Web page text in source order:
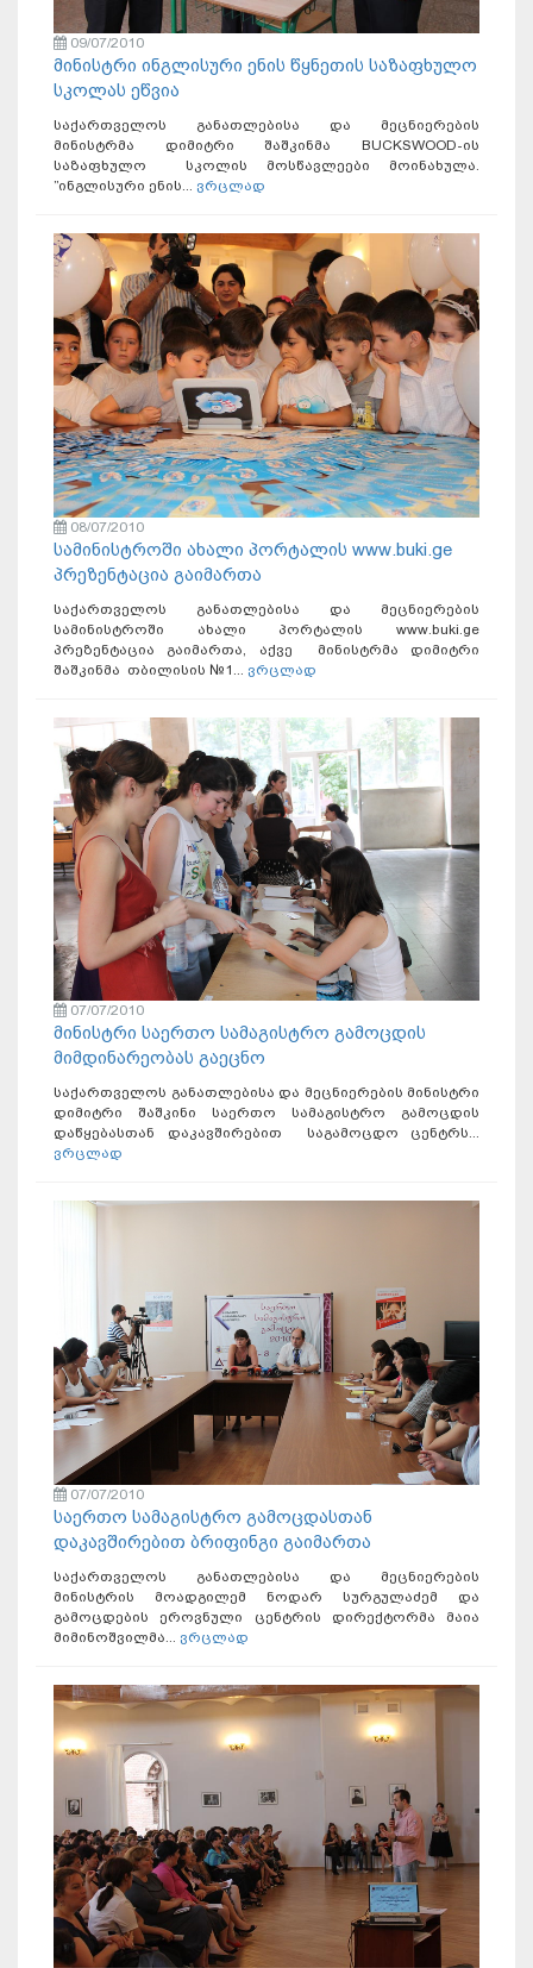
09/07/2010
მინისტრი ინგლისური ენის წყნეთის საზაფხულო
სკოლას ეწვია
საქართველოს განათლებისა და მეცნიერების
მინისტრმა დიმიტრი შაშკინმა BUCKSWOOD-ის
საზაფხულო სკოლის მოსწავლეები მოინახულა.
”ინგლისური ენის... ვრცლად
08/07/2010
სამინისტროში ახალი პორტალის www.buki.ge
პრეზენტაცია გაიმართა
საქართველოს განათლებისა და მეცნიერების
სამინისტროში ახალი პორტალის www.buki.ge
პრეზენტაცია გაიმართა, აქვე მინისტრმა დიმიტრი
შაშკინმა თბილისის №1... ვრცლად
07/07/2010
მინისტრი საერთო სამაგისტრო გამოცდის
მიმდინარეობას გაეცნო
საქართველოს განათლებისა და მეცნიერების მინისტრი
დიმიტრი შაშკინი საერთო სამაგისტრო გამოცდის
დაწყებასთან დაკავშირებით საგამოცდო ცენტრს...
ვრცლად
07/07/2010
საერთო სამაგისტრო გამოცდასთან
დაკავშირებით ბრიფინგი გაიმართა
საქართველოს განათლებისა და მეცნიერების
მინისტრის მოადგილემ ნოდარ სურგულაძემ და
გამოცდების ეროვნული ცენტრის დირექტორმა მაია
მიმინოშვილმა... ვრცლად